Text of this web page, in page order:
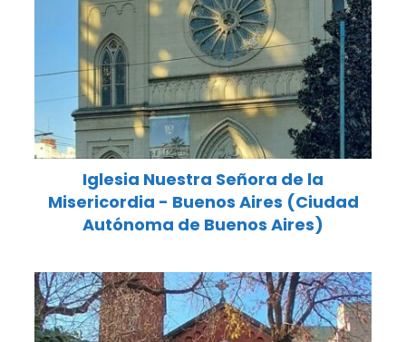
Iglesia Nuestra Señora de la
Misericordia - Buenos Aires (Ciudad
Autónoma de Buenos Aires)